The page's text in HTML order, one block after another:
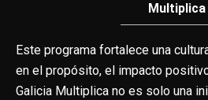
Multiplica
Este programa fortalece una
en el propósito, el impacto
Galicia Multiplica no es solo una